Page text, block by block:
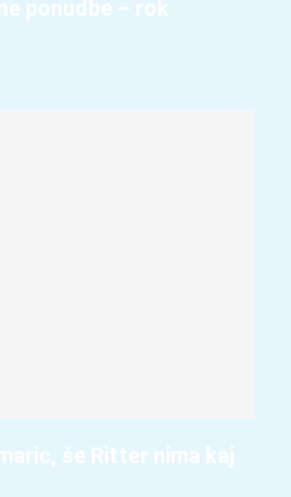
ponudbe – rok
še Ritter nima kaj